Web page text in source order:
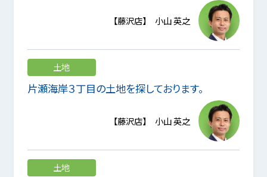
【藤沢店】 小山 英之
土地
片瀬海岸３丁目の土地を探しております。
【藤沢店】 小山 英之
土地